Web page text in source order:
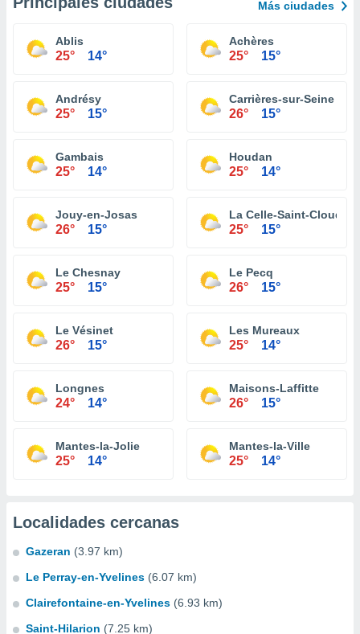
Más ciudades
Ablis
25° 14°
Achères
25° 15°
Andrésy
25° 15°
Carrières-sur-Seine
26° 15°
Gambais
25° 14°
Houdan
25° 14°
Jouy-en-Josas
26° 15°
La Celle-Saint-Cloud
25° 15°
Le Chesnay
25° 15°
Le Pecq
26° 15°
Le Vésinet
26° 15°
Les Mureaux
25° 14°
Longnes
24° 14°
Maisons-Laffitte
26° 15°
Mantes-la-Jolie
25° 14°
Mantes-la-Ville
25° 14°
Localidades cercanas
Gazeran (3.97 km)
Le Perray-en-Yvelines (6.07 km)
Clairefontaine-en-Yvelines (6.93 km)
Saint-Hilarion (7.25 km)